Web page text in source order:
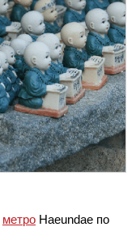
метро Haeundae по